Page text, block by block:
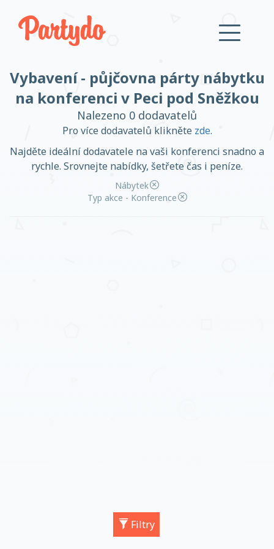
Založit účet
Přihlásit se
Založit účet
Filtry
Vybavení - půjčovna párty nábytku
na konferenci v Peci pod Sněžkou
Nalezeno 0 dodavatelů
Pro více dodavatelů klikněte zde.
Najděte ideální dodavatele na vaši konferenci snadno a
rychle. Srovnejte nabídky, šetřete čas i peníze.
Nábytek
Typ akce - Konference